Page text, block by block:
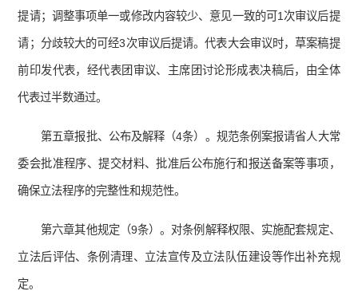
提请；调整事项单一或修改内容较少、意见一致的可1次审议后提
请；分歧较大的可经3次审议后提请。代表大会审议时，草案稿提
前印发代表，经代表团审议、主席团讨论形成表决稿后，由全体
代表过半数通过。
第五章报批、公布及解释（4条）。规范条例案报请省人大常
委会批准程序、提交材料、批准后公布施行和报送备案等事项，
确保立法程序的完整性和规范性。
第六章其他规定（9条）。对条例解释权限、实施配套规定、
立法后评估、条例清理、立法宣传及立法队伍建设等作出补充规
定。